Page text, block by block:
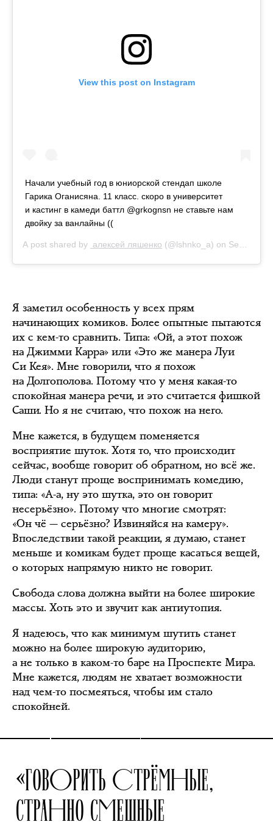
View this post on Instagram
Начали учебный год в юниорской стендап школе
Гарика Оганисяна. 11 класс. скоро в университет
и кастинг в камеди баттл @grkognsn не ставьте нам
двойку за ванлайны ((
A post shared by алексей ляшенко (@lshnko_a) on Sep 16, 2018 at 9:22am PDT
Я заметил особенность у всех прям
начинающих комиков. Более опытные пытаются
их с кем-то сравнить. Типа: «Ой, а этот похож
на Джимми Карра» или «Это же манера Луи
Си Кея». Мне говорили, что я похож
на Долгополова. Потому что у меня какая-то
спокойная манера речи, и это считается фишкой
Саши. Но я не считаю, что похож на него.
Мне кажется, в будущем поменяется
восприятие шуток. Хотя то, что происходит
сейчас, вообще говорит об обратном, но всё же.
Люди станут проще воспринимать комедию,
типа: «А-а, ну это шутка, это он говорит
несерьёзно». Потому что многие смотрят:
«Он чё — серьёзно? Извиняйся на камеру».
Впоследствии такой реакции, я думаю, станет
меньше и комикам будет проще касаться вещей,
о которых напрямую никто не говорит.
Свобода слова должна выйти на более широкие
массы. Хоть это и звучит как антиутопия.
Я надеюсь, что как минимум шутить станет
можно на более широкую аудиторию,
а не только в каком-то баре на Проспекте Мира.
Мне кажется, людям не хватает возможности
над чем-то посмеяться, чтобы им стало
спокойней.
«ГОВОРИТЬ СТРЁМНЫЕ,
СТРАННО СМЕШНЫЕ